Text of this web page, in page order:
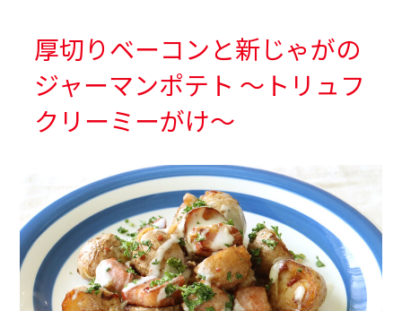
厚切りベーコンと新じゃがの
ジャーマンポテト ～トリュフ
クリーミーがけ～